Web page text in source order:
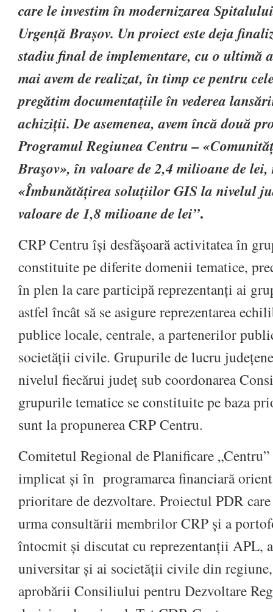
care le investim în modernizarea
Urgență Brașov. Un proiect este deja
stadiu final de implementare, cu o ultimă
mai avem de realizat, în timp ce pentru
pregătim documentațiile în vederea
achiziții. De asemenea, avem încă două
Programul Regiunea Centru –
Braşov», în valoare de 2,4 milioane de lei,
«Îmbunătățirea soluțiilor GIS la nivelul
valoare de 1,8 milioane de lei”.
CRP Centru își desfășoară activitatea în
constituite pe diferite domenii tematice,
în plen la care participă reprezentanți ai
astfel încât să se asigure reprezentarea
publice locale, centrale, a partenerilor
societății civile. Grupurile de lucru
nivelul fiecărui județ sub coordonarea
grupurile tematice se constituite pe baza
sunt la propunerea CRP Centru.
Comitetul Regional de Planificare
implicat și în programarea financiară
prioritare de dezvoltare. Proiectul PDR
urma consultării membrilor CRP și a
întocmit și discutat cu reprezentanții APL,
universitar și ai societății civile din
aprobării Consiliului pentru Dezvoltare